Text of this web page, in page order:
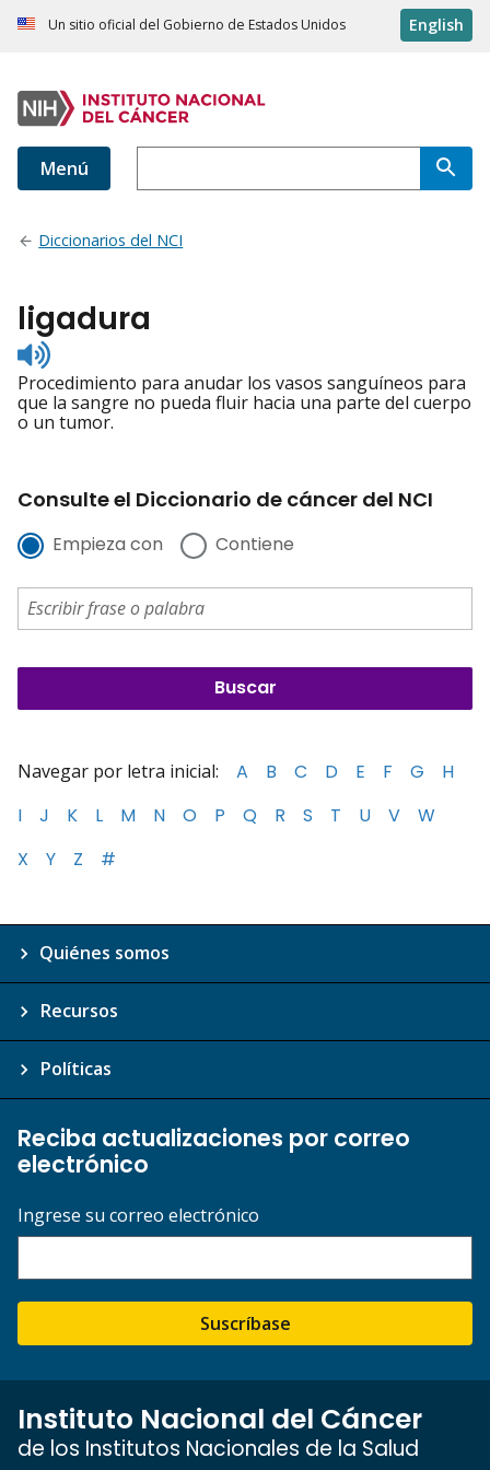
Un sitio oficial del Gobierno de Estados Unidos English
Menú
Diccionarios del NCI
ligadura
Listen
to
pronunciation
Procedimiento para anudar los vasos sanguíneos para
que la sangre no pueda fluir hacia una parte del cuerpo
o un tumor.
Consulte el Diccionario de cáncer del NCI
Empieza con Contiene
Navegar por letra inicial: A B C D E F G
H
I
J K L M N O P Q R S T U V
W
X
Y Z #
Quiénes somos
Recursos
Políticas
Reciba actualizaciones por correo
electrónico
Ingrese su correo electrónico
Suscríbase
Instituto Nacional del Cáncer
de los Institutos Nacionales de la Salud